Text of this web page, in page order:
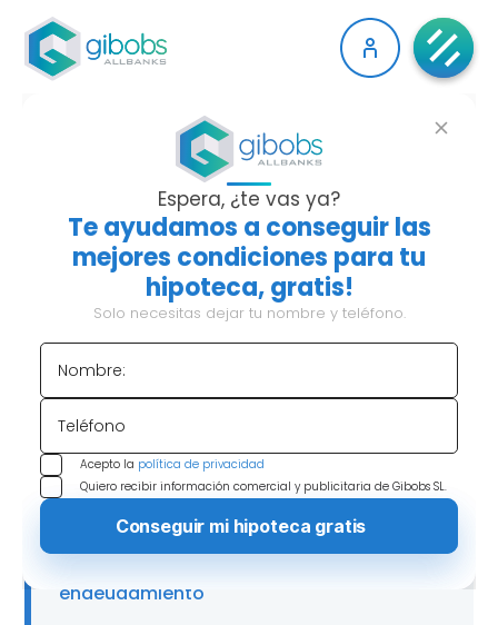
Espera, ¿te vas ya?
Te ayudamos a conseguir las
mejores condiciones para tu
hipoteca, gratis!
Solo necesitas dejar tu nombre y teléfono.
Nombre:
Teléfono
Acepto la política de privacidad
Quiero recibir información comercial y publicitaria de Gibobs SL.
CAPACIDAD DE
ENDEUDAMIENTO:
CÓMO INFLUYE EN TU
HIPOTECA
Índice de contenido:
¿Qué es la capacidad de
endeudamiento y por qué es importante
en una hipoteca?
Cómo se calcula la capacidad de
endeudamiento